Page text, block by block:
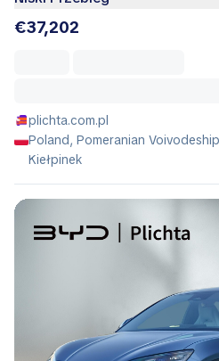
€37,202
plichta.com.pl
Poland, Pomeranian
Kiełpinek